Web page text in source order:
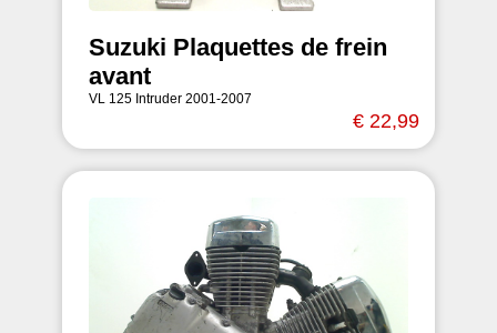
Suzuki Plaquettes de frein
avant
VL 125 Intruder 2001-2007
€ 22,99